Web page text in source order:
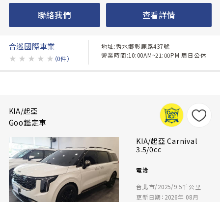
聯絡我們 查看詳情
合巡國際車業
★ ★ ★ ★ ★ （0件）
地址:秀水鄉彰鹿路437號
營業時間:10:00AM~21:00PM 周日公休
KIA/起亞
Goo鑑定車
KIA/起亞 Carnival
3.5/0cc
電洽
台北市/2025/9.5千公里
更新日期：2026年 08月